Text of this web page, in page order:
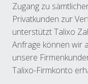
Zugang zu
Privatkunden zur
unterstützt Talixo
Anfrage können wir
unsere
Talixo-Firmkonto